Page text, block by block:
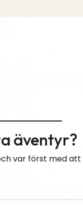
äventyr?
var först med